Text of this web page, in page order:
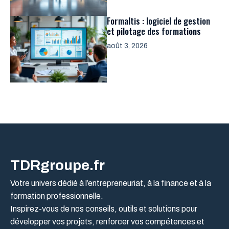
Formaltis : logiciel de gestion
et pilotage des formations
août 3, 2026
TDRgroupe.fr
Votre univers dédié à l’entrepreneuriat, à la finance et à la
formation professionnelle.
Inspirez-vous de nos conseils, outils et solutions pour
développer vos projets, renforcer vos compétences et